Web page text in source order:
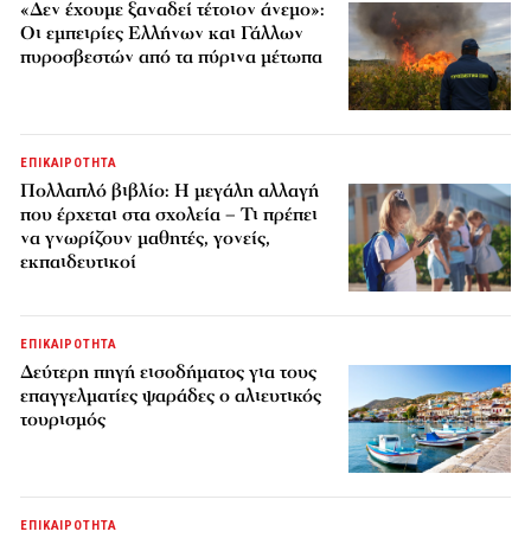
«Δεν έχουμε ξαναδεί τέτοιον άνεμο»:
Οι εμπειρίες Ελλήνων και Γάλλων
πυροσβεστών από τα πύρινα μέτωπα
ΕΠΙΚΑΙΡΟΤΗΤΑ
Πολλαπλό βιβλίο: Η μεγάλη αλλαγή
που έρχεται στα σχολεία – Τι πρέπει
να γνωρίζουν μαθητές, γονείς,
εκπαιδευτικοί
ΕΠΙΚΑΙΡΟΤΗΤΑ
Δεύτερη πηγή εισοδήματος για τους
επαγγελματίες ψαράδες ο αλιευτικός
τουρισμός
ΕΠΙΚΑΙΡΟΤΗΤΑ